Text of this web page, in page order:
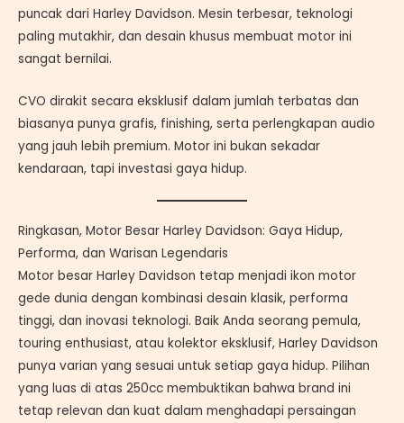
puncak dari Harley Davidson. Mesin terbesar, teknologi
paling mutakhir, dan desain khusus membuat motor ini
sangat bernilai.
CVO dirakit secara eksklusif dalam jumlah terbatas dan
biasanya punya grafis, finishing, serta perlengkapan audio
yang jauh lebih premium. Motor ini bukan sekadar
kendaraan, tapi investasi gaya hidup.
Ringkasan, Motor Besar Harley Davidson: Gaya Hidup,
Performa, dan Warisan Legendaris
Motor besar Harley Davidson tetap menjadi ikon motor
gede dunia dengan kombinasi desain klasik, performa
tinggi, dan inovasi teknologi. Baik Anda seorang pemula,
touring enthusiast, atau kolektor eksklusif, Harley Davidson
punya varian yang sesuai untuk setiap gaya hidup. Pilihan
yang luas di atas 250cc membuktikan bahwa brand ini
tetap relevan dan kuat dalam menghadapi persaingan